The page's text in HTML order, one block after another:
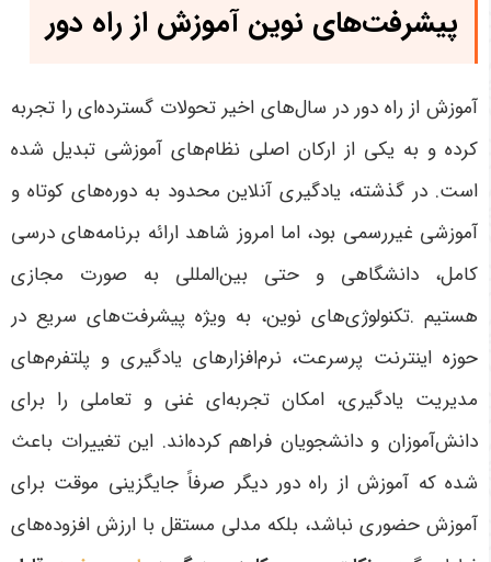
پیشرفت‌های نوین آموزش از راه دور
آموزش از راه دور در سال‌های اخیر تحولات گسترده‌ای را تجربه
کرده و به یکی از ارکان اصلی نظام‌های آموزشی تبدیل شده
است. در گذشته، یادگیری آنلاین محدود به دوره‌های کوتاه و
آموزشی غیررسمی بود، اما امروز شاهد ارائه برنامه‌های درسی
کامل، دانشگاهی و حتی بین‌المللی به صورت مجازی
هستیم .تکنولوژی‌های نوین، به ویژه پیشرفت‌های سریع در
حوزه اینترنت پرسرعت، نرم‌افزارهای یادگیری و پلتفرم‌های
مدیریت یادگیری، امکان تجربه‌ای غنی و تعاملی را برای
دانش‌آموزان و دانشجویان فراهم کرده‌اند. این تغییرات باعث
شده که آموزش از راه دور دیگر صرفاً جایگزینی موقت برای
آموزش حضوری نباشد، بلکه مدلی مستقل با ارزش افزوده‌های